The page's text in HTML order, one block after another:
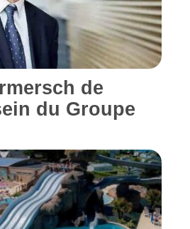
de
du Groupe